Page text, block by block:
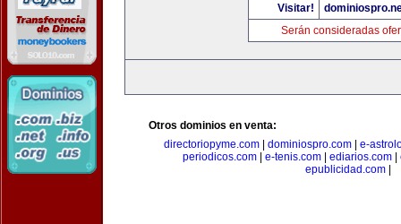
Visitar!
Serán consideradas
Otros dominios en venta:
directoriopyme.com| dominiospro.com| e-
periodicos.com| e-tenis.com| ediarios.com|
epublicidad.com